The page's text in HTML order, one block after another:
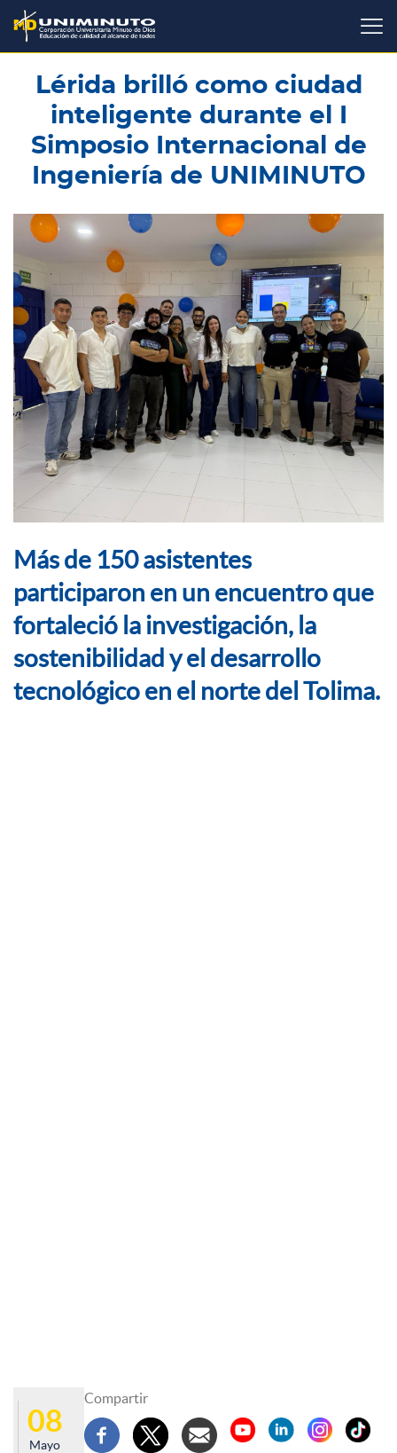
Pasar
contenido
principal
Lérida brilló como ciudad
inteligente durante el I
Simposio Internacional de
Ingeniería de UNIMINUTO
Más de 150 asistentes
participaron en un encuentro que
fortaleció la investigación, la
sostenibilidad y el desarrollo
tecnológico en el norte del Tolima.
08
Mayo
Compartir